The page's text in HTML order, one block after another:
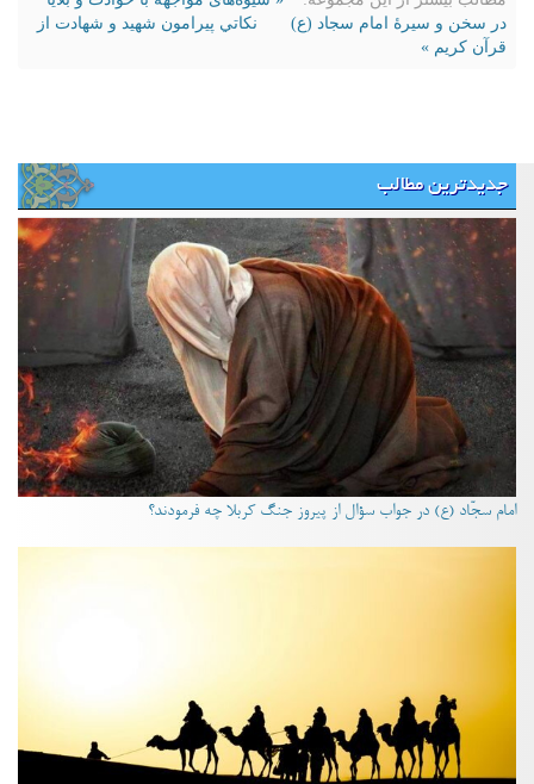
در سخن و سیرۀ امام سجاد (ع)
نكاتي پیرامون شهید و شهادت از
قرآن کریم »
جدیدترین مطالب
امام سجّاد (ع) در جواب سؤال از پیروز جنگ کربلا چه فرمودند؟